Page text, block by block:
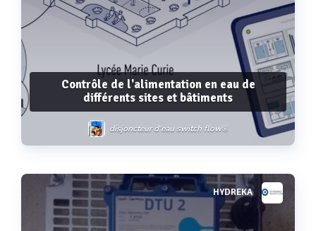
Contrôle de l'alimentation en eau de
différents sites et bâtiments
disjoncteur d'eau switch flow®
Voir plus HYDREKA